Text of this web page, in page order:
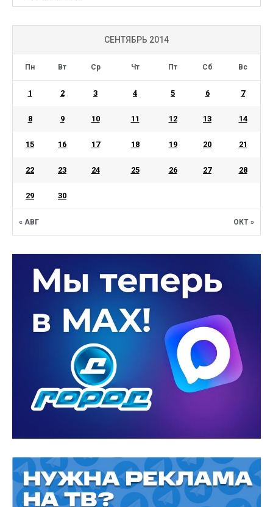
СЕНТЯБРЬ 2014
Пн Вт Ср Чт Пт Сб Вс
« АВГ ОКТ »
1 2 3 4 5 6 7
8 9 10 11 12 13 14
15 16 17 18 19 20 21
22 23 24 25 26 27 28
29 30